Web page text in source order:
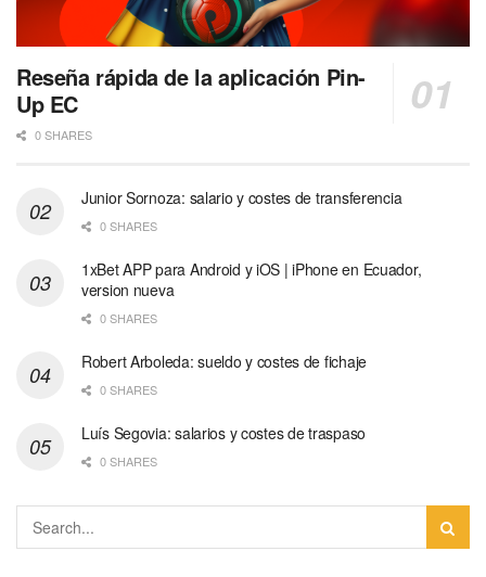
Reseña rápida de la aplicación Pin-
Up EC
0 SHARES
Junior Sornoza: salario y costes de transferencia
0 SHARES
1xBet APP para Android y iOS | iPhone en Ecuador,
version nueva
0 SHARES
Robert Arboleda: sueldo y costes de fichaje
0 SHARES
Luís Segovia: salarios y costes de traspaso
0 SHARES